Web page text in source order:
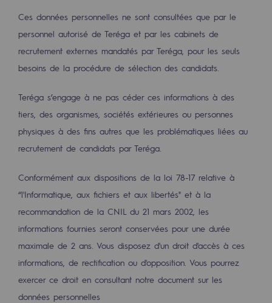
Sécurité
Sécurité
PARI 2035, le programme de sécurité
Santé et sécurité au travail
Sécurité industrielle
Gouvernance responsable
Gouvernance responsable
CADRE, le programme gouvernance
Organisation
Éthique et conformité
Achats responsables
Ces données personnelles ne sont consultées que par le
personnel autorisé de Teréga et par les cabinets de
recrutement externes mandatés par Teréga, pour les seuls
besoins de la procédure de sélection des candidats.
Teréga s’engage à ne pas céder ces informations à des
tiers, des organismes, sociétés extérieures ou personnes
physiques à des fins autres que les problématiques liées au
recrutement de candidats par Teréga.
Conformément aux dispositions de la loi 78-17 relative à
“l'Informatique, aux fichiers et aux libertés" et à la
recommandation de la CNIL du 21 mars 2002, les
informations fournies seront conservées pour une durée
maximale de 2 ans. Vous disposez d'un droit d'accès à ces
informations, de rectification ou d'opposition. Vous pourrez
exercer ce droit en consultant notre document sur les
données personnelles